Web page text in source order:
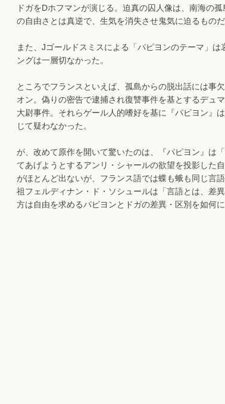
ドガをDホフマンが演じる。迫真の囚人像は、南海の
の自由さとは真逆で、生気を消失させ鬼気に迫るものだ
また、Jゴールドスミスによる「パピヨンのテーマ」
ングは一層切なかった。
ところでフランスといえば、孤島からの脱出話には事
オン。偽りの密告で逮捕され復讐事件を基とするデュ
大尉事件。それらゲール人的嗜好を基に『パピヨン』
じて疑わなかった。
が、改めて原作を開いて驚いたのは、『パピヨン』は
てあげようとするアンリ・シャールの欲望を投影した
がほとんど出ないが、フランス語では蝶も蛾も同じ言
祖フェルディナン・ド・ソシュールは「言語とは、差
方は自由を求めるパピヨンとドガの差異・区別を如何